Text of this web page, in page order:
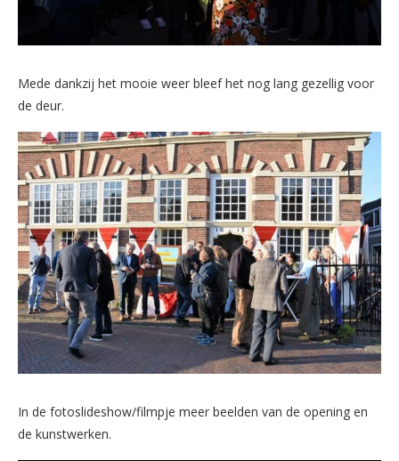
Mede dankzij het mooie weer bleef het nog lang gezellig voor
de deur.
In de fotoslideshow/filmpje meer beelden van de opening en
de kunstwerken.